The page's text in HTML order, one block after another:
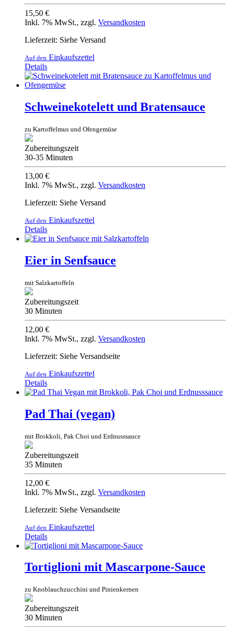
15,50 €
Inkl. 7% MwSt., zzgl. Versandkosten
Lieferzeit: Siehe Versand
Auf den Einkaufszettel
Details
Schweinekotelett und Bratensauce
zu Kartoffelmus und Ofengemüse
Zubereitungszeit
30-35 Minuten
13,00 €
Inkl. 7% MwSt., zzgl. Versandkosten
Lieferzeit: Siehe Versand
Auf den Einkaufszettel
Details
Eier in Senfsauce
mit Salzkartoffeln
Zubereitungszeit
30 Minuten
12,00 €
Inkl. 7% MwSt., zzgl. Versandkosten
Lieferzeit: Siehe Versandseite
Auf den Einkaufszettel
Details
Pad Thai (vegan)
mit Brokkoli, Pak Choi und Erdnusssauce
Zubereitungszeit
35 Minuten
12,00 €
Inkl. 7% MwSt., zzgl. Versandkosten
Lieferzeit: Siehe Versandseite
Auf den Einkaufszettel
Details
Tortiglioni mit Mascarpone-Sauce
zu Knoblauchzucchini und Pinienkernen
Zubereitungszeit
30 Minuten